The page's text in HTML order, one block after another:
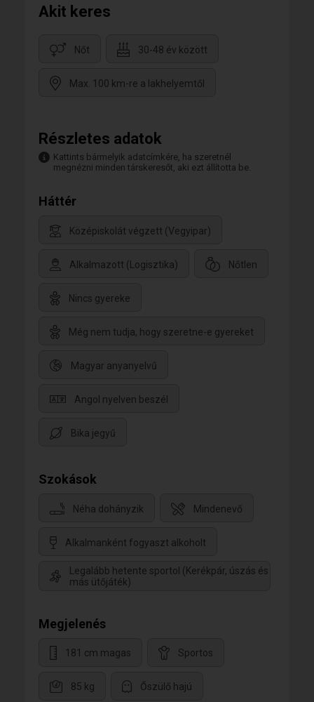
Akit keres
Nőt 30-48 év között
Max. 100 km-re a lakhelyemtől
Részletes adatok
Kattints bármelyik adatcímkére, ha szeretnél
megnézni minden társkeresőt, aki ezt állította be.
Háttér
Középiskolát végzett (Vegyipar)
Alkalmazott (Logisztika) Nőtlen
Nincs gyereke
Még nem tudja, hogy szeretne-e gyereket
Magyar anyanyelvű
Angol nyelven beszél
Bika jegyű
Szokások
Néha dohányzik Mindenevő
Alkalmanként fogyaszt alkoholt
Legalább hetente sportol (Kerékpár, úszás és
más ütőjáték)
Megjelenés
181 cm magas Sportos
85 kg Őszülő hajú